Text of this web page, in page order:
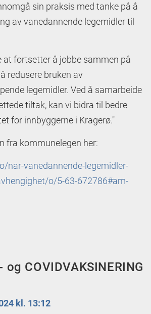
sin praksis med tanke på å
av vanedannende legemidler til
at fortsetter å jobbe sammen på
redusere bruken av
legemidler. Ved å samarbeide
tiltak, kan vi bidra til bedre
for innbyggerne i Kragerø."
fra kommunelegen her:
nar-vanedannende-legemidler-
o/5-63-672786#am-
og COVIDVAKSINERING
kl. 13:12